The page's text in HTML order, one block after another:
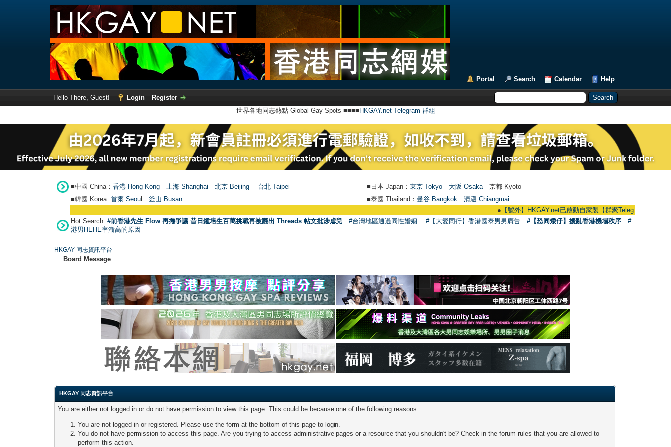
Portal Search Calendar Help
Hello There, Guest! Login
Register
世界各地同志熱點 Global Gay Spots ■■■■ HKGAY.net Telegram 群組
■中國 China： 香港 Hong Kong 上海 Shanghai 北京 Beijing 台北 Taipei ■日本 Japan： 東京 Tokyo 大阪 Osaka 京都 Kyoto
■韓國 Korea: 首爾 Seou 釜山 Busan ■泰國 Thailand： 曼谷 Bangkok
清邁 Chiangmai
【號外】HKGAY.net已啟動自家製【群聚Telegram群組】
Hot Search: #前香港先生 Flow 再捲爭議 昔日鍾培生百萬挑戰再被翻出 Threads 帖文批涉虐兒 #台灣地區通過同性婚姻 #【大愛同行】香港國泰男男廣告 #【恐同矮仔】擾亂香港機場秩序
#
港男HEHE率漸高的原因
HKGAY 同志資訊平台
Board Message
HKGAY 同志資訊平台
You are either not logged in or do not have permission to view this page. This could be because one of the following reasons:
You are not logged in or registered. Please use the form at the bottom of this page to login.
You do not have permission to access this page. Are you trying to access administrative pages or a resource that you shouldn't be? Check in the forum rules that you are allowed to
perform this action.